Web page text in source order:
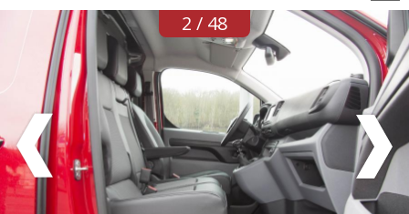
2 / 48